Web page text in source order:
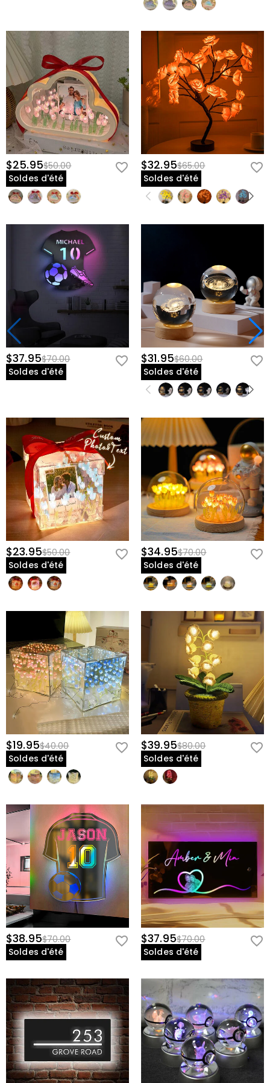
$25.95$50.00
Soldes d'été
$32.95$65.00
Soldes d'été
$37.95$70.00
Soldes d'été
$31.95$60.00
Soldes d'été
$23.95$50.00
Soldes d'été
$34.95$70.00
Soldes d'été
$19.95$40.00
Soldes d'été
$39.95$80.00
Soldes d'été
$38.95$70.00
Soldes d'été
$37.95$70.00
Soldes d'été